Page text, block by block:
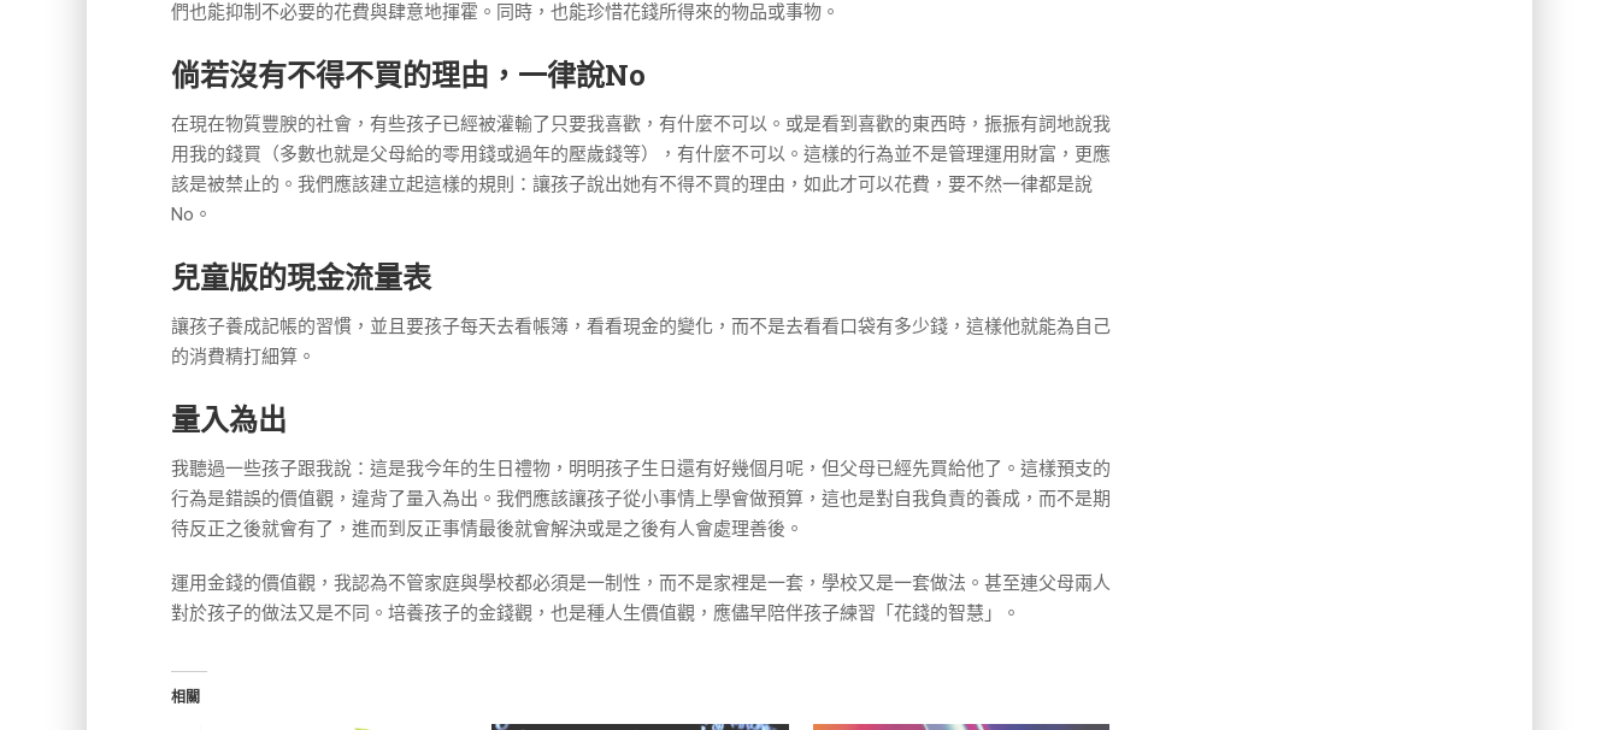
們也能抑制不必要的花費與肆意地揮霍。同時，也能珍惜花錢所得來的物品或事物。
倘若沒有不得不買的理由，一律說No
在現在物質豐腴的社會，有些孩子已經被灌輸了只要我喜歡，有什麼不可以。或是看到喜歡的東西時，振振有詞地說我
用我的錢買（多數也就是父母給的零用錢或過年的壓歲錢等），有什麼不可以。這樣的行為並不是管理運用財富，更應
該是被禁止的。我們應該建立起這樣的規則：讓孩子說出她有不得不買的理由，如此才可以花費，要不然一律都是說
No。
兒童版的現金流量表
讓孩子養成記帳的習慣，並且要孩子每天去看帳簿，看看現金的變化，而不是去看看口袋有多少錢，這樣他就能為自己
的消費精打細算。
量入為出
我聽過一些孩子跟我說：這是我今年的生日禮物，明明孩子生日還有好幾個月呢，但父母已經先買給他了。這樣預支的
行為是錯誤的價值觀，違背了量入為出。我們應該讓孩子從小事情上學會做預算，這也是對自我負責的養成，而不是期
待反正之後就會有了，進而到反正事情最後就會解決或是之後有人會處理善後。
運用金錢的價值觀，我認為不管家庭與學校都必須是一制性，而不是家裡是一套，學校又是一套做法。甚至連父母兩人
對於孩子的做法又是不同。培養孩子的金錢觀，也是種人生價值觀，應儘早陪伴孩子練習「花錢的智慧」。
相關